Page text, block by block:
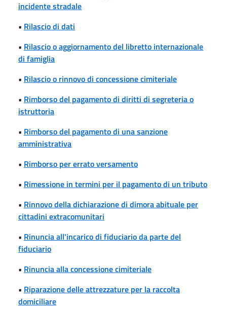
incidente stradale
• Rilascio di dati
• Rilascio o aggiornamento del libretto internazionale
di famiglia
• Rilascio o rinnovo di concessione cimiteriale
• Rimborso del pagamento di diritti di segreteria o
istruttoria
• Rimborso del pagamento di una sanzione
amministrativa
• Rimborso per errato versamento
• Rimessione in termini per il pagamento di un tributo
• Rinnovo della dichiarazione di dimora abituale per
cittadini extracomunitari
• Rinuncia all'incarico di fiduciario da parte del
fiduciario
• Rinuncia alla concessione cimiteriale
• Riparazione delle attrezzature per la raccolta
domiciliare